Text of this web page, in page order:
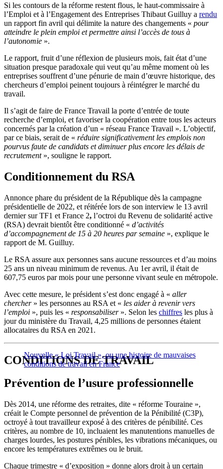
Si les contours de la réforme restent flous, le haut-commissaire à
l’Emploi et à l’Engagement des Entreprises Thibaut Guilluy a rendu
un rapport fin avril qui délimite la nature des changements « pour
atteindre le plein emploi et permettre ainsi l’accès de tous à
l’autonomie ».
Le rapport, fruit d’une réflexion de plusieurs mois, fait état d’une
situation presque paradoxale qui veut qu’au même moment où les
entreprises souffrent d’une pénurie de main d’œuvre historique, des
chercheurs d’emploi peinent toujours à réintégrer le marché du
travail.
Il s’agit de faire de France Travail la porte d’entrée de toute
recherche d’emploi, et favoriser la coopération entre tous les acteurs
concernés par la création d’un « réseau France Travail ». L’objectif,
par ce biais, serait de « réduire significativement les emplois non
pourvus faute de candidats et diminuer plus encore les délais de
recrutement», souligne le rapport.
Conditionnement du RSA
Annonce phare du président de la République dès la campagne
présidentielle de 2022, et réitérée lors de son interview le 13 avril
dernier sur TF1 et France 2, l’octroi du Revenu de solidarité active
(RSA) devrait bientôt être conditionné « d’activités
d’accompagnement de 15 à 20 heures par semaine », explique le
rapport de M. Guilluy.
Le RSA assure aux personnes sans aucune ressources et d’au moins
25 ans un niveau minimum de revenus. Au 1er avril, il était de
607,75 euros par mois pour une personne vivant seule en métropole.
Avec cette mesure, le président s’est donc engagé à « aller
chercher» les personnes au RSA et « les aider à revenir vers
l’emploi », puis les « responsabiliser». Selon les chiffres les plus à
jour du ministère du Travail, 4,25 millions de personnes étaient
allocataires du RSA en 2021.
Nouvelle « Loi Travail », ou une histoire de mauvaises
conditions de travail en France
CONDITIONS DE TRAVAIL
Prévention de l’usure professionnelle
Dès 2014, une réforme des retraites, dite « réforme Touraine »,
créait le Compte personnel de prévention de la Pénibilité (C3P),
octroyé à tout travailleur exposé à des critères de pénibilité. Ces
critères, au nombre de 10, incluaient les manutentions manuelles de
charges lourdes, les postures pénibles, les vibrations mécaniques, ou
encore les températures extrêmes ou le bruit.
Chaque trimestre « d’exposition » donne alors droit à un certain